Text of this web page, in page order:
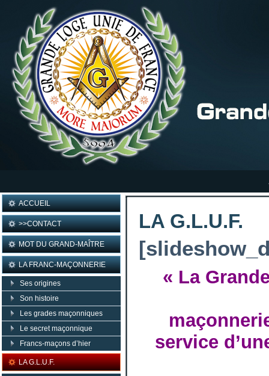
ACCUEIL
>>CONTACT
MOT DU GRAND-MAÎTRE
LA FRANC-MAÇONNERIE
Ses origines
Son histoire
Les grades maçonniques
Le secret maçonnique
Francs-maçons d’hier
LA G.L.U.F.
LA G.L.U.F.
« La
service